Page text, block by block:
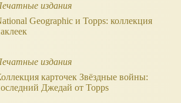
издания
Geographic и Topps: коллекция
издания
карточек Звёздные войны:
Джедай от Topps